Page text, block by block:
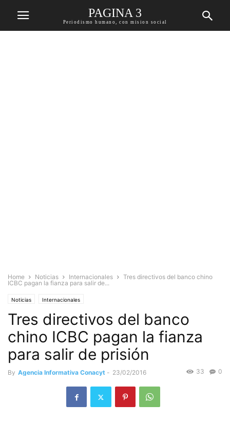
PAGINA 3
Periodismo humano, con mision social
Home Noticias Internacionales
Tres directivos del banco chino
ICBC pagan la fianza para salir de...
Noticias Internacionales
Tres directivos del banco
chino ICBC pagan la fianza
para salir de prisión
By Agencia Informativa Conacyt - 23/02/2016 0
33